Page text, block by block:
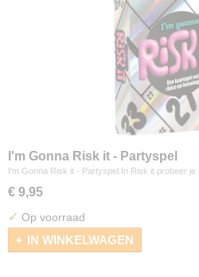
I'm Gonna Risk it - Partyspel
I'm Gonna Risk it - Partyspel In Risk it probeer je
€ 9,95
✓ Op voorraad
IN WINKELWAGEN